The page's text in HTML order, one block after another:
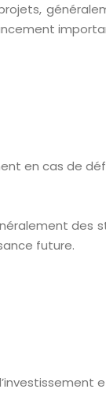
en cas de
des
future.